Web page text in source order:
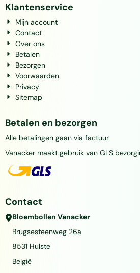
Klantenservice
Mijn account
Contact
Over ons
Betalen
Bezorgen
Voorwaarden
Privacy
Sitemap
Betalen en bezorgen
Alle betalingen gaan via factuur.
Vanacker maakt gebruik van GLS
Contact
Bloembollen Vanacker
Brugsesteenweg 26a
8531 Hulste
België